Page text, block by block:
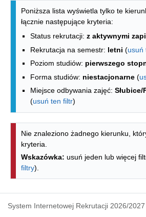
Lista kierunków - spis
Poniższa lista wyświetla tylko te
łącznie następujące kryteria:
Status rekrutacji: z aktywnymi
Rekrutacja na semestr: letni (usuń
Poziom studiów: pierwszego
Forma studiów: niestacjonarne (
Miejsce odbywania zajęć:
(usuń ten filtr)
Nie znaleziono żadnego kierunku,
kryteria.
Wskazówka: usuń jeden lub więcej
filtry).
System Internetowej Rekrutacji 2026/2027